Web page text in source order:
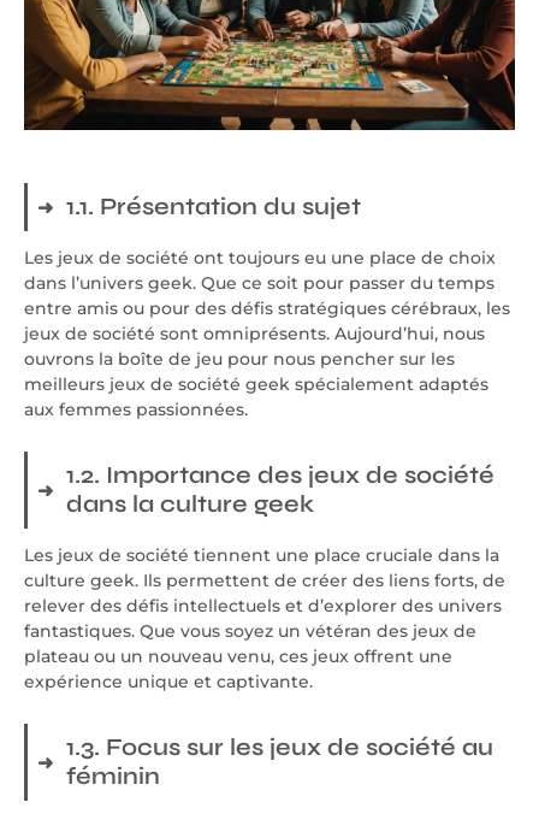
1.1. Présentation du sujet
Les jeux de société ont toujours eu une place de choix
dans l’univers geek. Que ce soit pour passer du temps
entre amis ou pour des défis stratégiques cérébraux, les
jeux de société sont omniprésents. Aujourd’hui, nous
ouvrons la boîte de jeu pour nous pencher sur les
meilleurs jeux de société geek spécialement adaptés
aux femmes passionnées.
1.2. Importance des jeux de société
dans la culture geek
Les jeux de société tiennent une place cruciale dans la
culture geek. Ils permettent de créer des liens forts, de
relever des défis intellectuels et d’explorer des univers
fantastiques. Que vous soyez un vétéran des jeux de
plateau ou un nouveau venu, ces jeux offrent une
expérience unique et captivante.
1.3. Focus sur les jeux de société au
féminin